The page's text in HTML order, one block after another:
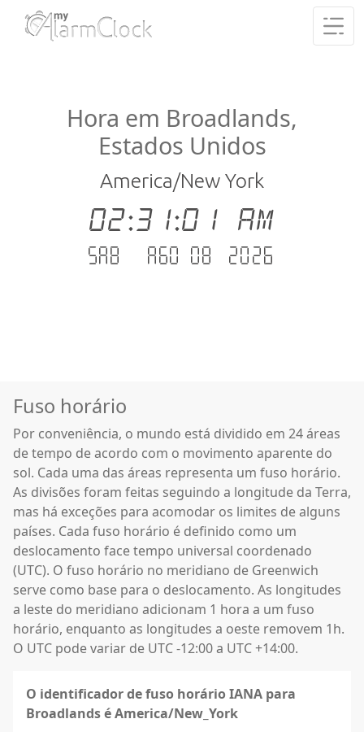
Hora em Broadlands,
Estados Unidos
America/New York
02:31:01 AM
Sab - Ago 08 .2026
Fuso horário
Por conveniência, o mundo está dividido em 24 áreas
de tempo de acordo com o movimento aparente do
sol. Cada uma das áreas representa um fuso horário.
As divisões foram feitas seguindo a longitude da Terra,
mas há exceções para acomodar os limites de alguns
países. Cada fuso horário é definido como um
deslocamento face tempo universal coordenado
(UTC). O fuso horário no meridiano de Greenwich
serve como base para o deslocamento. As longitudes
a leste do meridiano adicionam 1 hora a um fuso
horário, enquanto as longitudes a oeste removem 1h.
O UTC pode variar de UTC -12:00 a UTC +14:00.
O identificador de fuso horário IANA para
Broadlands é America/New_York